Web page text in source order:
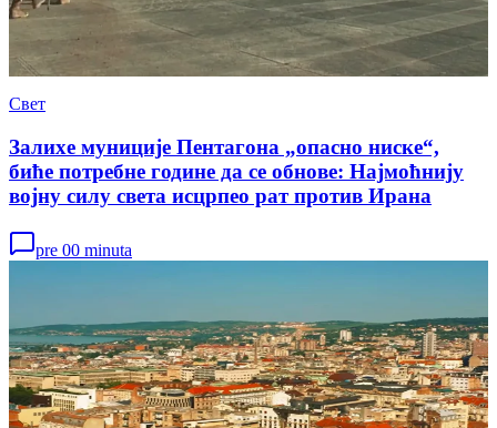
Свет
Залихе муниције Пентагона „опасно ниске“,
биће потребне године да се обнове: Најмоћнију
војну силу света исцрпео рат против Ирана
pre 00 minuta